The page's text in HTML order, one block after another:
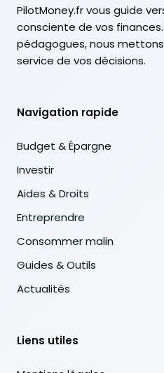
PilotMoney.fr vous guide
consciente de vos
pédagogues, nous
service de vos décisions.
Navigation rapide
Budget & Épargne
Investir
Aides & Droits
Entreprendre
Consommer malin
Guides & Outils
Actualités
Liens utiles